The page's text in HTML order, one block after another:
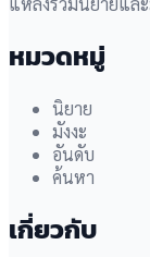
หมวดหมู่
นิยาย
มังงะ
อันดับ
ค้นหา
เกี่ยวกับ